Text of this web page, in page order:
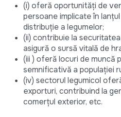
(i) oferă oportunități de
persoane implicate în
distribuție a legumelor;
(ii) contribuie la securitatea
asigură o sursă vitală de
(iii ) oferă locuri de muncă
semnificativă a populației
(iv) sectorul legumicol
exporturi, contribuind la
comerțul exterior, etc.